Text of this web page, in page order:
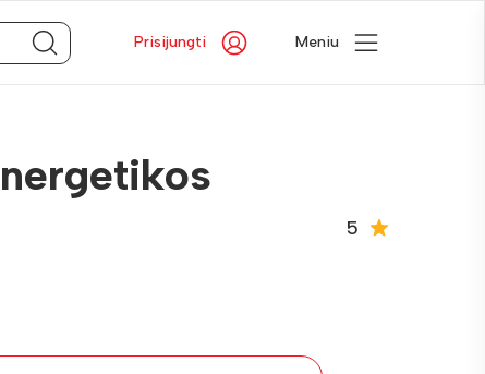
Prisijungti Meniu
5